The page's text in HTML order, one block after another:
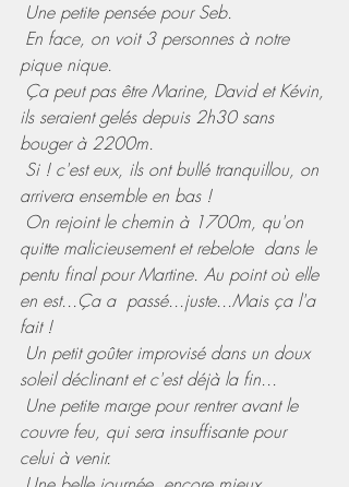
Une petite pensée pour Seb.
pique nique.
ils seraient gelés depuis 2h30 sans
bouger à 2200m.
arrivera ensemble en bas !
quitte malicieusement et rebelote  dans le
pentu final pour Martine. Au point où elle
en est...Ça a  passé...juste...Mais ça l'a
fait !
soleil déclinant et c'est déjà la fin...
couvre feu, qui sera insuffisante pour
celui à venir.